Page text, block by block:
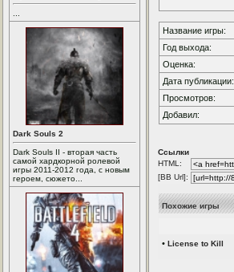
Dark Souls 2
Dark Souls II - вторая часть
самой хардкорной ролевой
игры 2011-2012 года, с новым
героем, сюжето...
Название игры:
Год выхода:
Оценка:
Дата публикации:
Просмотров:
Добавил:
Ссылки
HTML:
[BB Url]:
Похожие игры
• License to Kill